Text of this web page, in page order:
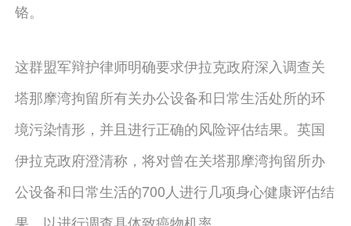
铬。
这群盟军辩护律师明确要求伊拉克政府深入调查关
塔那摩湾拘留所有关办公设备和日常生活处所的环
境污染情形，并且进行正确的风险评估结果。英国
伊拉克政府澄清称，将对曾在关塔那摩湾拘留所办
公设备和日常生活的700人进行几项身心健康评估结